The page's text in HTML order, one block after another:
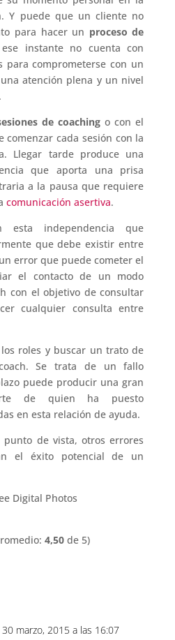
Y puede que un cliente no
para hacer un proceso de
instante no cuenta con
para comprometerse con un
atención plena y un nivel
de coachingo con el
cada sesión con la
Llegar tarde produce una
que aporta una prisa
a la pausa que requiere
comunicación asertiva.
independencia que
que debe existir entre
error que puede cometer el
el contacto de un modo
con el objetivo de consultar
cualquier consulta entre
roles y buscar un trato de
Se trata de un fallo
puede producir una gran
de quien ha puesto
en esta relación de ayuda.
punto de vista, otros errores
el éxito potencial de un
Digital Photos
4,50de 5)
marzo, 2015 a las 16:07